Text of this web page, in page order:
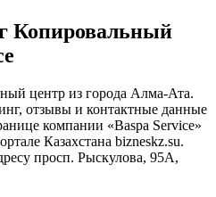
Копировальный
центр из города Алма-Ата.
отзывы и контактные данные
компании «Baspa Service»
Казахстана bizneskz.su.
просп. Рыскулова, 95А,